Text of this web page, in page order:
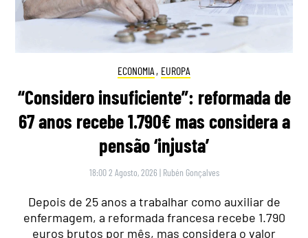
ECONOMIA , EUROPA
“Considero insuficiente”: reformada de
67 anos recebe 1.790€ mas considera a
pensão ‘injusta’
18:00 2 Agosto, 2026 | Rubén Gonçalves
Depois de 25 anos a trabalhar como auxiliar de
enfermagem, a reformada francesa recebe 1.790
euros brutos por mês, mas considera o valor